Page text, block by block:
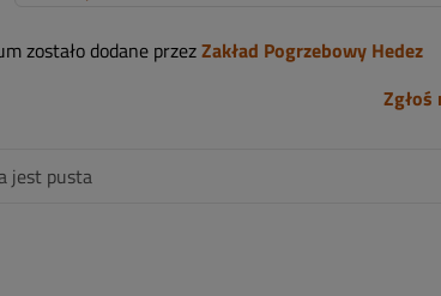
zostało dodane przezZakład Pogrzebowy Hedez
Zgłoś
jest pusta